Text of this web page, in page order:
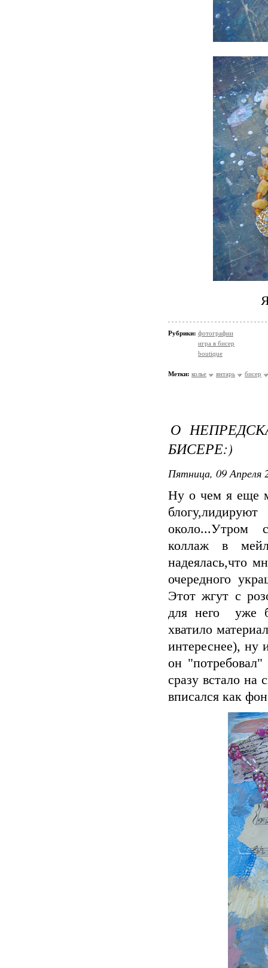
Рубрики: фотографии
игра в бисер
boutique
Метки: колье янтарь бисер
О
БИСЕРЕ:)
Пятница, 09 Апреля
Ну о чем я еще
около...Утром
коллаж в
надеялась,что
очередного
Этот жгут с
для него уже
хватило
интереснее), ну
он
сразу встало на
вписался как